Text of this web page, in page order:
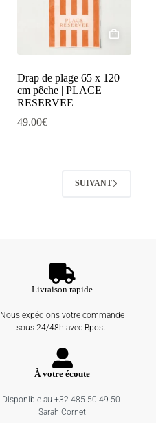
Drap de plage 65 x 120
cm pêche | PLACE
RESERVEE
49.00€
SUIVANT
Livraison rapide
Nous expédions votre commande
sous 24/48h avec Bpost.
À votre écoute
Disponible au +32 485.50.49.50.
Sarah Cornet